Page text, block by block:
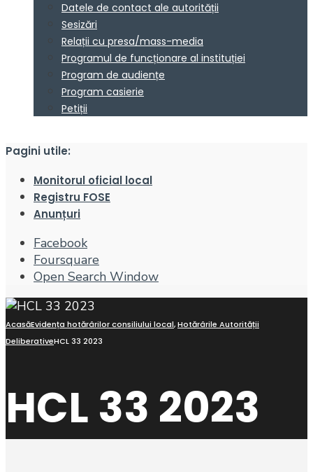
Datele de contact ale autorității
Sesizări
Relații cu presa/mass-media
Programul de funcționare al instituției
Program de audiențe
Program casierie
Petiții
Pagini utile:
Monitorul oficial local
Registru FOSE
Anunțuri
Facebook
Foursquare
Open Search Window
AcasăEvidența hotărârilor consiliului local,Hotărârile Autorității
DeliberativeHCL 33 2023
HCL 33 2023